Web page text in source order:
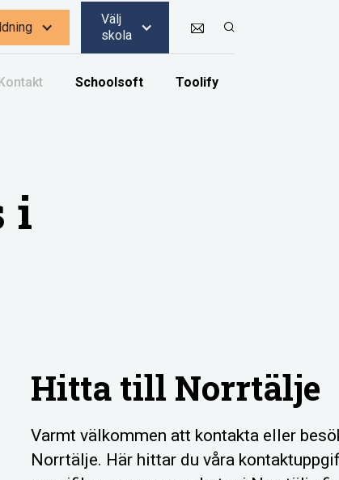
Välj
skola
Schoolsoft Toolify
i
Hitta till Norrtälje
Varmt välkommen att kontakta eller
Norrtälje. Här hittar du våra